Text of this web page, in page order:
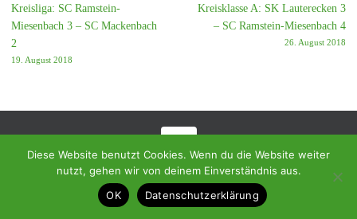
Kreisliga: SC Ramstein-
Miesenbach 3 – SC Mackenbach
2
19. August 2018
Kreisklasse A: SK Lauterecken 3
– SC Ramstein-Miesenbach 4
26. August 2018
© 2018 - Homepage des SC Ramstein-Miesenbach
Präsentiert vonTempera
Diese Website benutzt Cookies. Wenn du die Website weiter
nutzt, gehen wir von deinem Einverständnis aus.
OK
Datenschutzerklärung